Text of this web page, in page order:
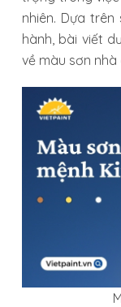
nhiên. Dựa
hành, bài viết
về màu sơn nhà